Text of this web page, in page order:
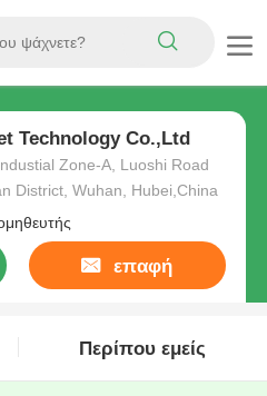
Technology Co.,Ltd
Zone-A, Luoshi Road
District, Wuhan, Hubei,China
επαφή
Περίπου εμείς